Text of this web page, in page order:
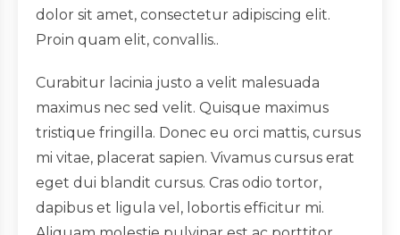
dolor sit amet, consectetur adipiscing elit.
Proin quam elit, convallis..
Curabitur lacinia justo a velit malesuada
maximus nec sed velit. Quisque maximus
tristique fringilla. Donec eu orci mattis, cursus
mi vitae, placerat sapien. Vivamus cursus erat
eget dui blandit cursus. Cras odio tortor,
dapibus et ligula vel, lobortis efficitur mi.